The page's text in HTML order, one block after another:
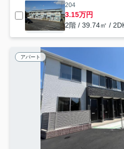
204
3.15万円
2階 / 39.74㎡ /
アパート